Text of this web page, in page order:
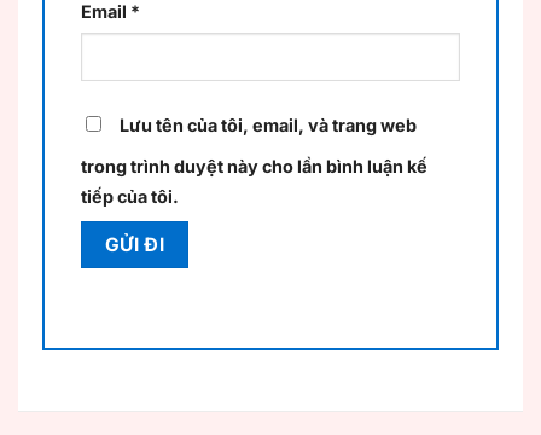
Email *
Lưu tên của tôi, email, và trang web
trong trình duyệt này cho lần bình luận kế
tiếp của tôi.